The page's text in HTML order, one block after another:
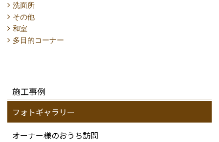
洗面所
その他
和室
多目的コーナー
施工事例
フォトギャラリー
オーナー様のおうち訪問